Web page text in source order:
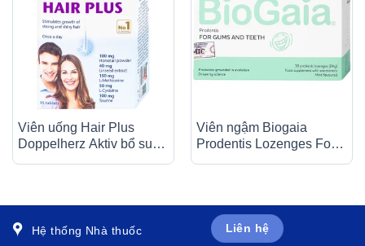
Viên uống Hair Plus
Doppelherz Aktiv bổ sung
Viên ngậm Biogaia
Prodentis Lozenges For
viên)
Hệ thống Nhà thuốc Liên hệ